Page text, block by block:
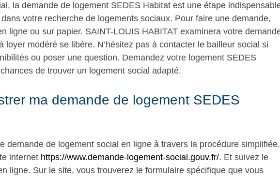
la demande de logement SEDES Habitat est une étape
votre recherche de logements sociaux. Pour faire une demande,
ligne ou sur papier. SAINT-LOUIS HABITAT examinera votre
loyer modéré se libère. N’hésitez pas à contacter le bailleur social si
ou poser une question. Demandez votre logement SEDES
de trouver un logement social adapté.
ma demande de logement SEDES
demande de logement social en ligne à travers la procédure simplifiée.
internet https://www.demande-logement-social.gouv.fr/. Et suivez le
ligne. Sur le site, vous trouverez le formulaire spécifique que vous